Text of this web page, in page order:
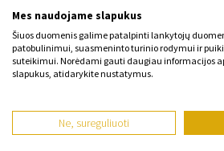
Kada gausiu užsakytas prekes?
Kodėl verta rinktis mūsų kvepalus ir
Kas yra kvepalų testeris?
Tik originalios prekės
Mes naudojame slapukus
Šiuos duomenis galime patalpinti lankytojų
patobulinimui, suasmeninto turinio rodymui ir
suteikimui. Norėdami gauti daugiau informacijos
slapukus, atidarykite nustatymus.
Ne, sureguliuoti